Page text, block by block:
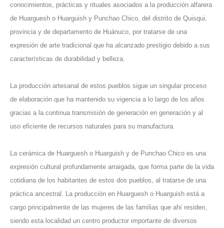
conocimientos, prácticas y rituales asociados a la producción alfarera
de Huarguesh o Huarguish y Punchao Chico, del distrito de Quisqui,
provincia y de departamento de Huánuco, por tratarse de una
expresión de arte tradicional que ha alcanzado prestigio debido a sus
características de durabilidad y belleza.
La producción artesanal de estos pueblos sigue un singular proceso
de elaboración que ha mantenido su vigencia a lo largo de los años
gracias a la continua transmisión de generación en generación y al
uso eficiente de recursos naturales para su manufactura.
La cerámica de Huarguesh o Huarguish y de Punchao Chico es una
expresión cultural profundamente arraigada, que forma parte de la vida
cotidiana de los habitantes de estos dos pueblos, al tratarse de una
práctica ancestral. La producción en Huarguesh o Huarguish está a
cargo principalmente de las mujeres de las familias que ahí residen,
siendo esta localidad un centro productor importante de diversos